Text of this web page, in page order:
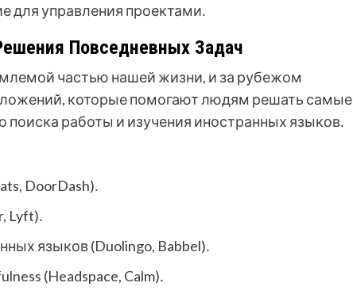
для управления проектами․
Повседневных Задач
частью нашей жизни, и за рубежом
которые помогают людям решать самые
поиска работы и изучения иностранных языков․
DoorDash)․
Lyft)․
языков (Duolingo, Babbel)․
(Headspace, Calm)․